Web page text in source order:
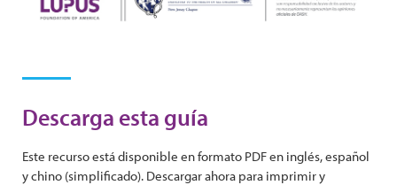
Descarga esta guía
Este recurso está disponible en formato PDF en inglés, español
y chino (simplificado). Descargar ahora para imprimir y